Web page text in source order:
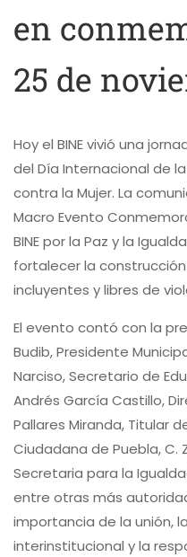
en
25 de
Hoy el BINE vivió una
del Día Internacional de
contra la Mujer. La
Macro Evento
BINE por la Paz y la
fortalecer la
incluyentes y libres de
El evento contó con la
Budib, Presidente
Narciso, Secretario de
Andrés García Castillo,
Pallares Miranda, Titular
Ciudadana de Puebla, C.
Secretaria para la
entre otras más
importancia de la unión,
interinstitucional y la